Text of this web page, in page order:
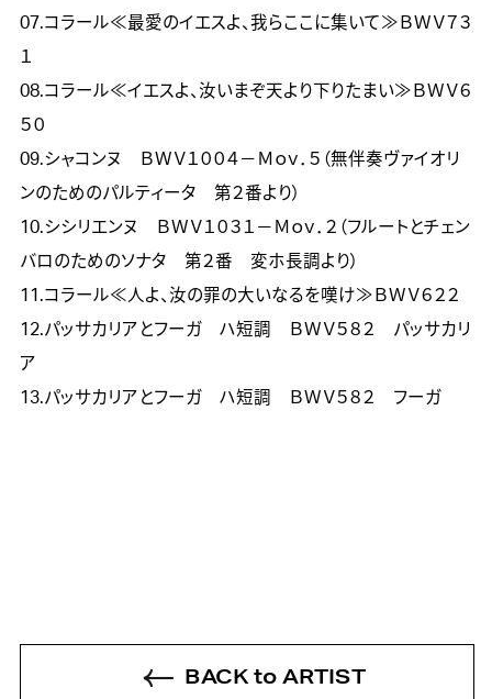
07.コラール≪最愛のイエスよ、我らここに集いて≫ＢＷＶ７３
１
08.コラール≪イエスよ、汝いまぞ天より下りたまい≫ＢＷＶ６
５０
09.シャコンヌ　ＢＷＶ１００４－Ｍｏｖ．５（無伴奏ヴァイオリ
ンのためのパルティータ　第２番より）
10.シシリエンヌ　ＢＷＶ１０３１－Ｍｏｖ．２（フルートとチェン
バロのためのソナタ　第２番　変ホ長調より）
11.コラール≪人よ、汝の罪の大いなるを嘆け≫ＢＷＶ６２２
12.パッサカリアとフーガ　ハ短調　ＢＷＶ５８２　パッサカリ
ア
13.パッサカリアとフーガ　ハ短調　ＢＷＶ５８２　フーガ
BACK to ARTIST